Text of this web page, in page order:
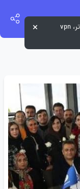
برای تجربه کاربری بهتر و سرعت بالاتر، vpn